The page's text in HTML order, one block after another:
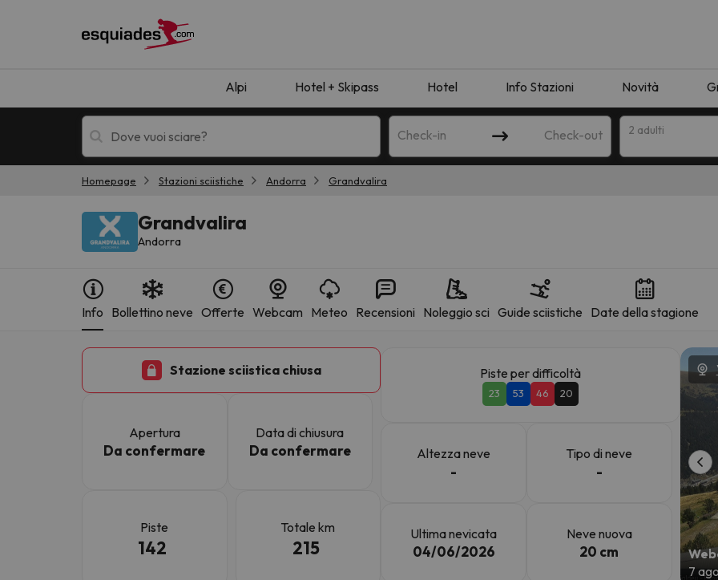
Alpi Hotel + Skipass Hotel Info Stazioni Novità
Check-in Check-out 2 adulti
Homepage Stazioni sciistiche Andorra Grandvalira
Grandvalira
Andorra
Info Bollettino neve Offerte Webcam Meteo Recensioni Noleggio sci Guide sciistiche Date della stagione
Stazione sciistica chiusa
Apertura
Da confermare
Data di chiusura
Da confermare
Piste
142
Totale km
215
Piste per difficoltà
23 53 46 20
Altezza neve
-
Tipo di neve
-
Ultima nevicata
04/06/2026
Neve nuova
20 cm
7